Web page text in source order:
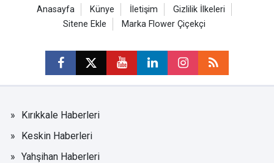
Anasayfa Künye İletişim
Gizlilik İlkeleri
Sitene Ekle
Marka Flower Çiçekçi
Kırıkkale Haberleri
Keskin Haberleri
Yahşihan Haberleri